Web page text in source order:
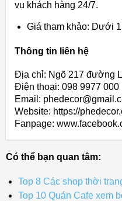
vụ khách hàng 24/7.
Giá tham khảo: Dưới
Thông tin liên hệ
Địa chỉ: Ngõ 217 đường
Điện thoại: 098 9977 000
Email:
Website: https://
Fanpage:
Có thể bạn quan tâm:
Top 8 Các shop thời
Top 10 Quán Cafe xem